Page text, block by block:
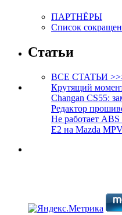
ПАРТНЁРЫ
Список
Статьи
ВСЕ СТАТЬИ
Крутящий
Changan CS55:
Редактор
Не работает
E2 на Mazda